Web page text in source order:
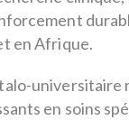
en Afrique.
universitaire
en soins